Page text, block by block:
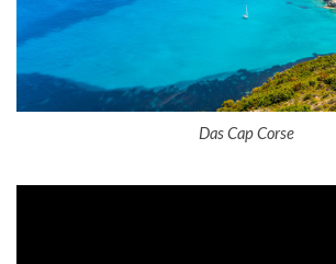
Das Cap Corse